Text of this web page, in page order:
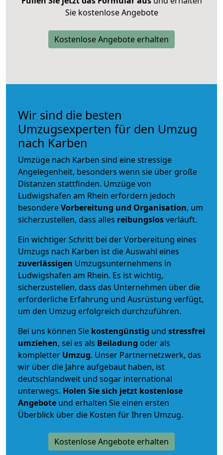
Sie kostenlose Angebote
Kostenlose Angebote erhalten
Wir sind die besten
Umzugsexperten für den Umzug
nach Karben
Umzüge nach Karben sind eine stressige
Angelegenheit, besonders wenn sie über große
Distanzen stattfinden. Umzüge von
Ludwigshafen am Rhein erfordern jedoch
besondereVorbereitung und Organisation, um
sicherzustellen, dass alles reibungslosverläuft.
Ein wichtiger Schritt bei der Vorbereitung eines
Umzugs nach Karben ist die Auswahl eines
zuverlässigen Umzugsunternehmens in
Ludwigshafen am Rhein. Es ist wichtig,
sicherzustellen, dass das Unternehmen über die
erforderliche Erfahrung und Ausrüstung verfügt,
um den Umzug erfolgreich durchzuführen.
Bei uns können Sie kostengünstig und stressfrei
umziehen, sei es als Beiladung oder als
kompletter Umzug. Unser Partnernetzwerk, das
wir über die Jahre aufgebaut haben, ist
deutschlandweit und sogar international
unterwegs. Holen Sie sich jetzt kostenlose
Angebote und erhalten Sie einen ersten
Überblick über die Kosten für Ihren Umzug.
Kostenlose Angebote erhalten